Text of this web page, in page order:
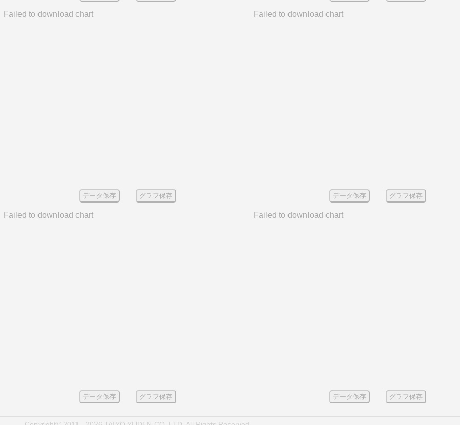
Failed to download chart
データ保存 グラフ保存
Failed to download chart
データ保存 グラフ保存
Failed to download chart
データ保存 グラフ保存
Failed to download chart
データ保存 グラフ保存